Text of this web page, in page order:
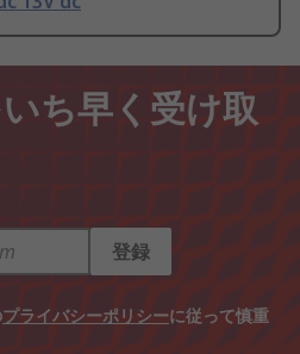
ち早く受け取
登録
プライバシーポリシーに従って慎重